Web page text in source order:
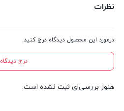
نظرات
درمورد این محصول دیدگاه درج کنید.
درج دیدگاه
هنوز بررسی‌ای ثبت نشده است.